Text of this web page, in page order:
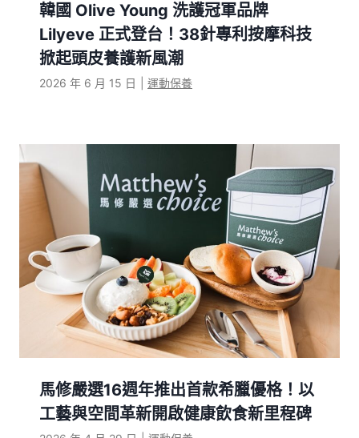
韓國 Olive Young 洗護冠軍品牌
Lilyeve 正式登台！38針專利按摩科技
掀起頭皮養護新風潮
2026 年 6 月 15 日 運動保養
馬修嚴選16週年推出首款希臘優格！以
工藝與空間革新開啟健康飲食新里程碑